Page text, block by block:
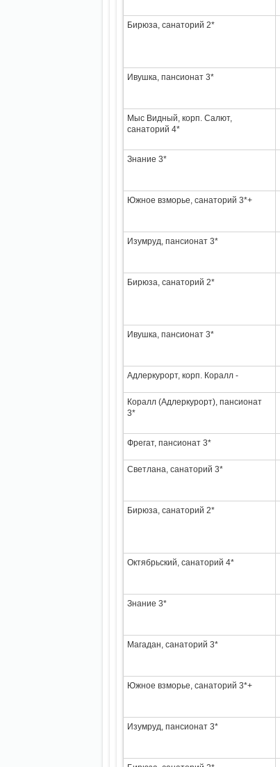
Бирюза, санаторий 2*
Ивушка, пансионат 3*
Мыс Видный, корп. Салют,
санаторий 4*
Знание 3*
Южное взморье, санаторий 3*+
Изумруд, пансионат 3*
Бирюза, санаторий 2*
Ивушка, пансионат 3*
Адлеркурорт, корп. Коралл -
Коралл (Адлеркурорт), пансионат
3*
Фрегат, пансионат 3*
Светлана, санаторий 3*
Бирюза, санаторий 2*
Октябрьский, санаторий 4*
Знание 3*
Магадан, санаторий 3*
Южное взморье, санаторий 3*+
Изумруд, пансионат 3*